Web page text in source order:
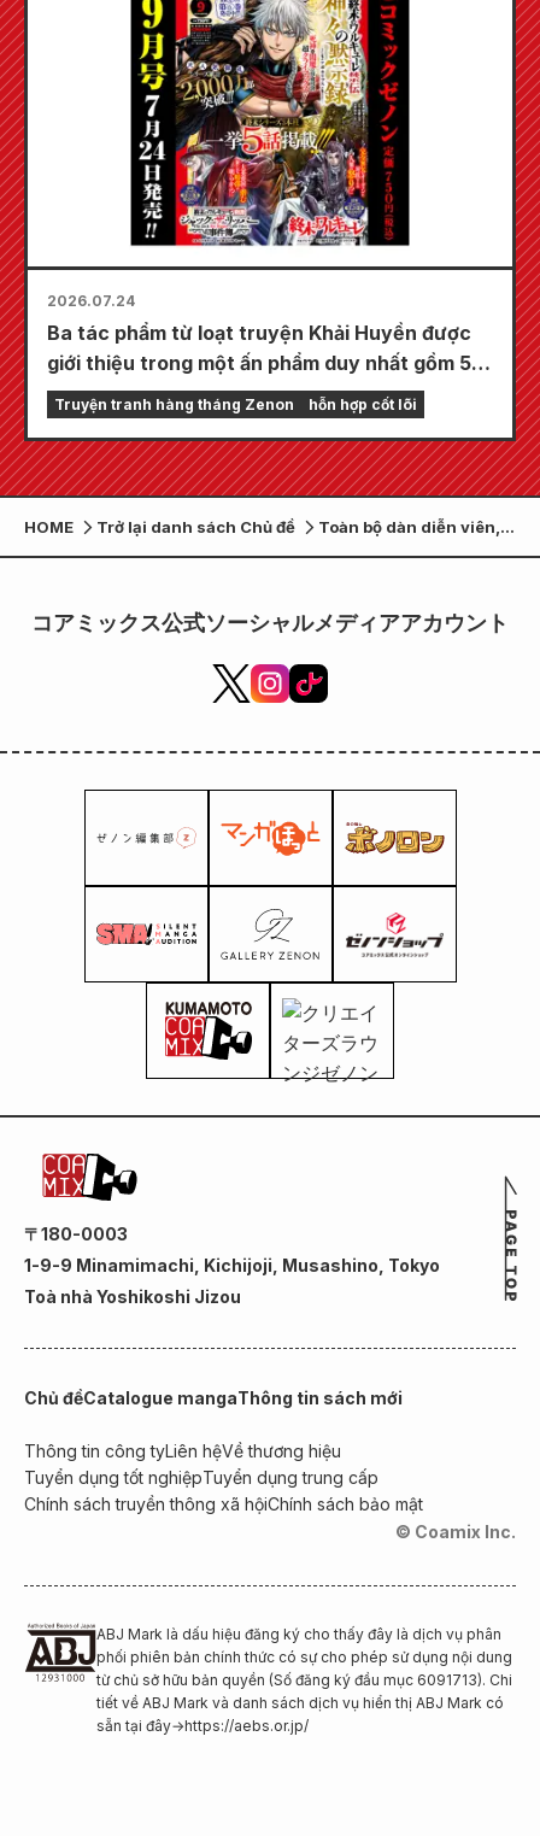
2026.07.24
Ba tác phẩm từ loạt truyện Khải Huyền được
giới thiệu trong một ấn phẩm duy nhất gồm 5
chương!! "Monthly Comic Zenon số tháng 9
năm 2026" sẽ được bán ra vào ngày 24 tháng
7!!
Truyện tranh hàng tháng Zenon hỗn hợp cốt lõi
HOME Trở lại danh sách Chủ đề
Toàn bộ dàn diễn viên,
hình ảnh đầu tiên và
the Cat's Eye", với sự
Fujiwara, Ayame Gouriki
và Reiko Takashima, đã
コアミックス公式ソーシャルメディアアカウント
〒180-0003
1-9-9 Minamimachi, Kichijoji, Musashino, Tokyo
Toà nhà Yoshikoshi Jizou
Chủ đềCatalogue mangaThông tin sách mới
Thông tin công tyLiên hệVề thương hiệu
Tuyển dụng tốt nghiệpTuyển dụng trung cấp
Chính sách truyền thông xã hộiChính sách bảo mật
© Coamix Inc.
ABJ Mark là dấu hiệu đăng ký cho thấy đây là dịch vụ phân
phối phiên bản chính thức có sự cho phép sử dụng nội dung
từ chủ sở hữu bản quyền (Số đăng ký đầu mục 6091713). Chi
tiết về ABJ Mark và danh sách dịch vụ hiển thị ABJ Mark có
sẵn tại đây→https://aebs.or.jp/